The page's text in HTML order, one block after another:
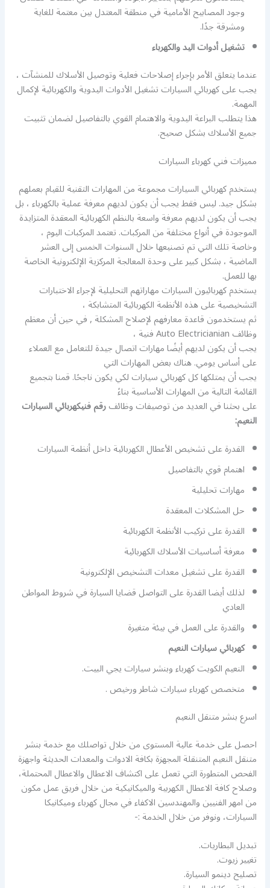
وجود المصابيح الأمامية في منطقة المعتدل بين معتمة للغاية
ومشرقة جدًا.
تشغيل أدوات اليد والكهرباء
عندما يتعلق الأمر بإجراء إصلاحات فعلية وتوصيل الأسلاك للمنشآت ،
يجب على كهربائي السيارات تشغيل الأدوات اليدوية والكهربائية لإكمال
المهمة.
هذا يتطلب البراعة اليدوية والاهتمام القوي بالتفاصيل لضمان تثبيت
جميع الأسلاك بشكل صحيح.
مميزات فني كهرباء السيارات
يستخدم كهربائي السيارات مجموعة من المهارات التقنية للقيام بعملهم
بشكل جيد. ليس فقط يجب أن يكون لديهم معرفة عملية بالكهرباء ، بل
يجب أن يكون لديهم معرفة واسعة بالنظم الكهربائية المعقدة المتزايدة
الموجودة في أنواع مختلفة من المركبات. تعتمد المركبات اليوم ،
وخاصة تلك التي تم تصنيعها خلال السنوات الخمس إلى العشر
الماضية ، بشكل كبير على وحدة المعالجة المركزية الإلكترونية الخاصة
بها للعمل.
يستخدم كهربائيون السيارات مهاراتهم التحليلية لإجراء الاختبارات
التشخيصية على هذه الأنظمة الكهربائية المتشابكة ،
ثم يستخدمون قاعدة معارفهم لإصلاح المشكلة , في حين أن معظم
وظائف Auto Electricianian فنية ،
يجب أن يكون لديهم أيضًا مهارات اتصال جيدة للتعامل مع العملاء
على أساس يومي. هناك بعض المهارات التي
يجب أن يمتلكها كل كهربائي سيارات لكي يكون ناجحًا. قمنا بتجميع
القائمة التالية من المهارات الأساسية بناءً
على بحثنا في العديد من توصيفات وظائفرقم فنيكهربائي السيارات
النعيم:
القدرة على تشخيص الأعطال الكهربائية داخل أنظمة السيارات
اهتمام قوي بالتفاصيل
مهارات تحليلية
حل المشكلات المعقدة
القدرة على تركيب الأنظمة الكهربائية
معرفة أساسيات الأسلاك الكهربائية
القدرة على تشغيل معدات التشخيص الإلكترونية
لذلك أيضا القدرة على التواصل قضايا السيارة في شروط المواطن
العادي
والقدرة على العمل في بيئة متغيرة
كهربائي سيارات النعيم
النعيم الكويت كهرباء وبنشر سيارات يجي البيت.
متخصص كهرباء سيارات شاطر ورخيص .
اسرع بنشر متنقل النعيم
احصل على خدمة عالية المستوى من خلال تواصلك مع خدمة بنشر
متنقل النعيم المتنقلة المجهزة بكافة الادوات والمعدات الحديثة واجهزة
الفحص المتطورة التي تعمل على اكتشاف الاعطال والاعطال المحتملة،
وصلاح كافة الاعطال الكهربية والميكانيكية من خلال فريق عمل مكون
من امهر الفنيين والمهندسين الاكفاء في مجال كهرباء وميكانيكا
السيارات، ونوفر من خلال الخدمة :-
تبديل البطاريات.
تغيير زيوت.
تصليح دينمو السيارة.